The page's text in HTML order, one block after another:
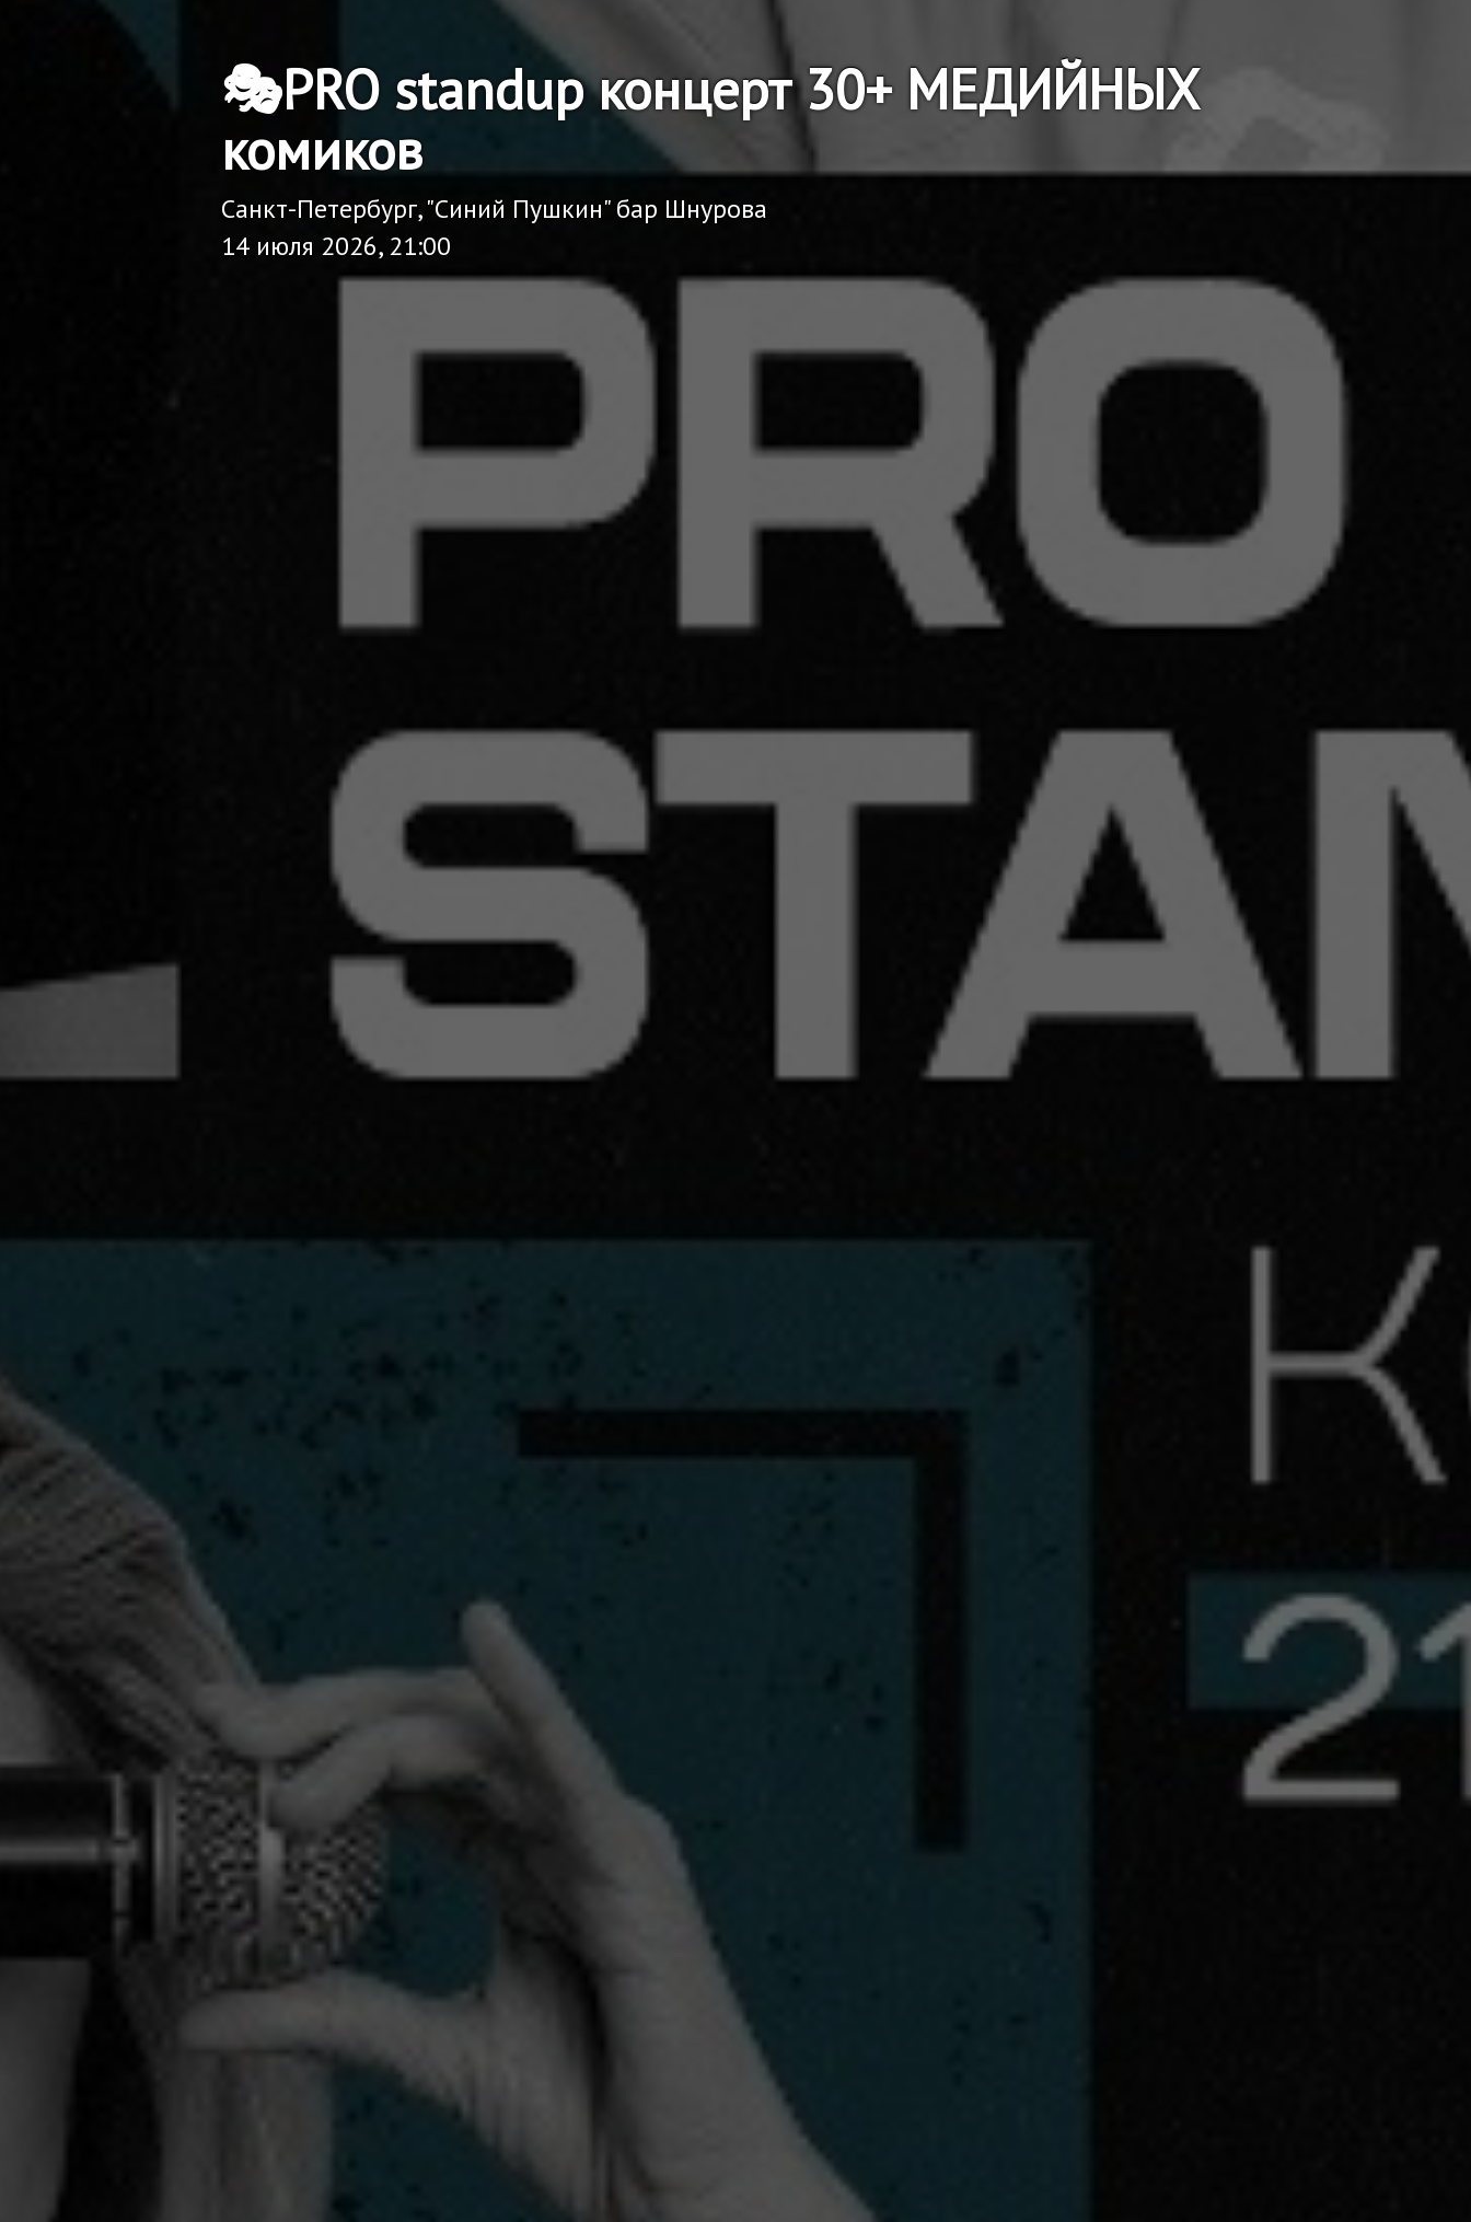
🎭PRO standup концерт 30+ МЕДИЙНЫХ
комиков
Санкт-Петербург, "Синий Пушкин" бар Шнурова
14 июля 2026, 21:00